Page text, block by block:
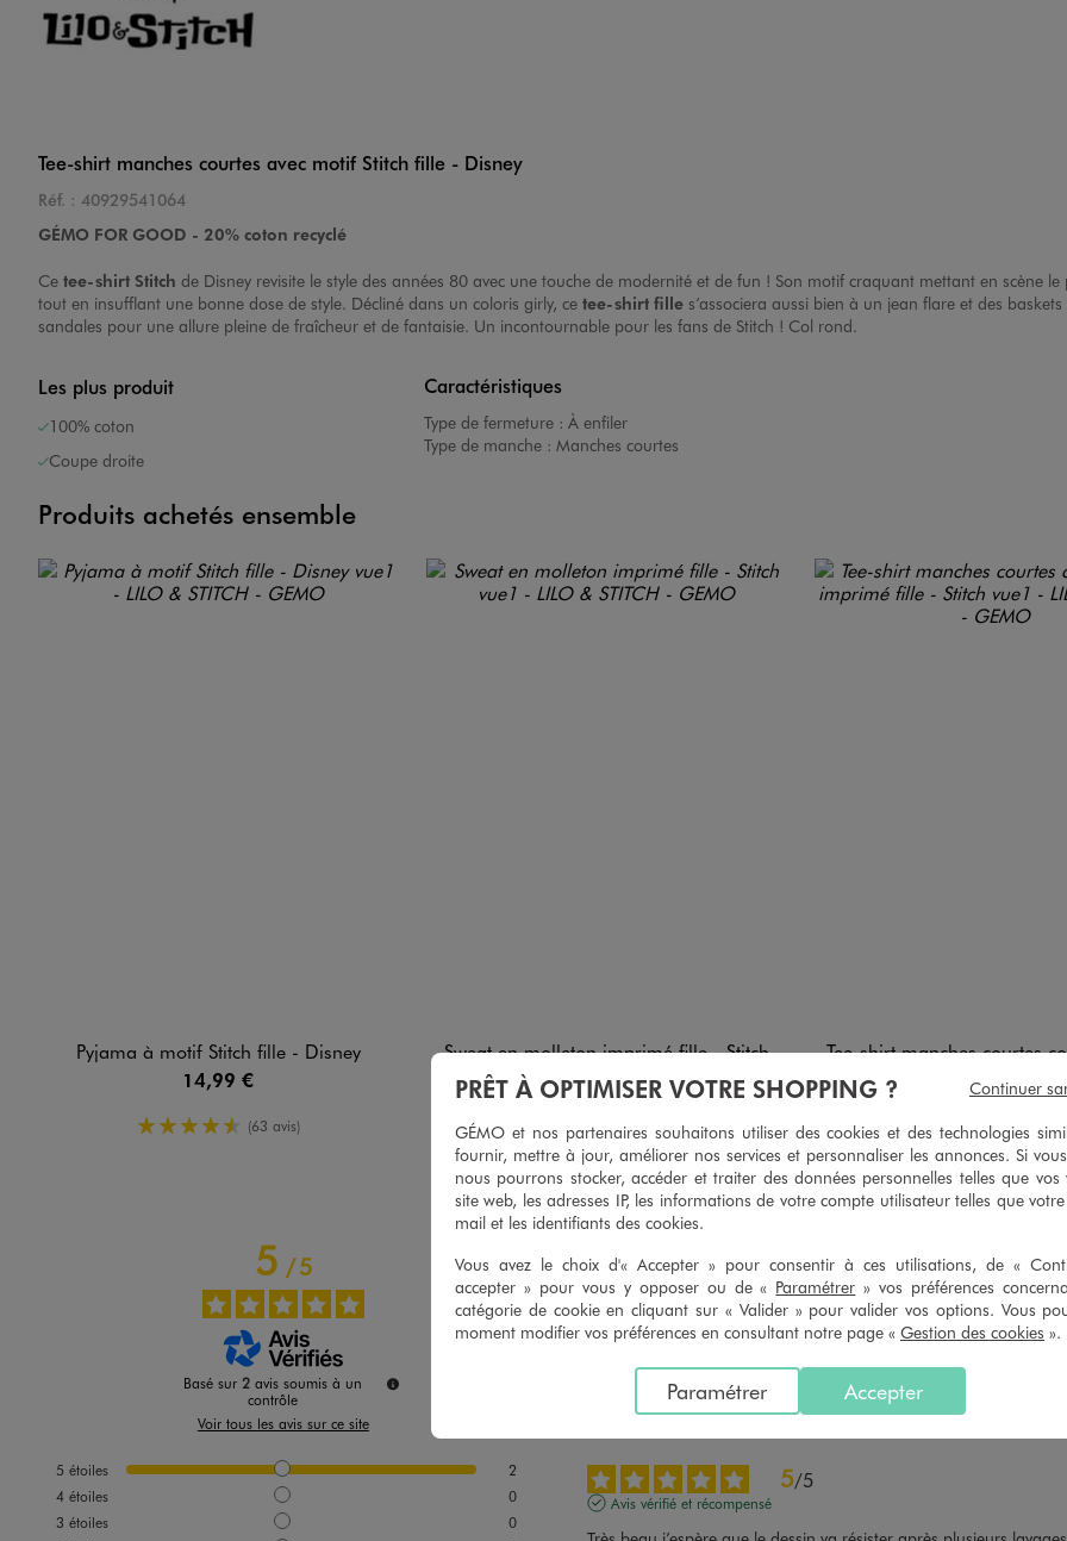
Tee-shirt manches courtes avec motif Stitch fille - Disney
Réf. : 40929541064
GÉMO FOR GOOD - 20% coton recyclé
Ce tee-shirt Stitch de Disney revisite le style des années 80 avec une touche de modernité et de fun ! Son motif craquant mettant en scène
tout en insufflant une bonne dose de style. Décliné dans un coloris girly, ce tee-shirt fille s’associera aussi bien à un jean flare et des
sandales pour une allure pleine de fraîcheur et de fantaisie. Un incontournable pour les fans de Stitch ! Col rond.
Les plus produit
100% coton
Coupe droite
Caractéristiques
Type de fermeture : À enfiler
Type de manche : Manches courtes
Produits achetés ensemble
Pyjama à motif Stitch fille - Disney
14,99 €
4.5/5 de moyenne
(63 avis)
Sweat en molleton imprimé fille - Stitch
19,99 €
5/5 de moyenne
(100 avis)
Tee-shirt manches courtes coupe courte
9,99 €
-50% sur le 2ème produit
5/5 de (115
5/5
Basé sur 2 avis soumis à un
contrôle
Voir tous les avis sur ce site
5 étoiles
2
4 étoiles
0
3 étoiles
0
5/5
Avis vérifié et récompensé
Taille parfaite pour les filles
Signaler
5/5
Avis vérifié et récompensé
PRÊT À OPTIMISER VOTRE SHOPPING ?
GÉMO et nos partenaires souhaitons utiliser des cookies et des technologies
fournir, mettre à jour, améliorer nos services et personnaliser les annonces. Si
nous pourrons stocker, accéder et traiter des données personnelles telles que vos
site web, les adresses IP, les informations de votre compte utilisateur telles que
mail et les identifiants des cookies.
Vous avez le choix d'« Accepter » pour consentir à ces utilisations, de «
accepter » pour vous y opposer ou de « Paramétrer » vos préférences
catégorie de cookie en cliquant sur « Valider » pour valider vos options. Vous
moment modifier vos préférences en consultant notre page « Gestion des cookies ».
Accepter
Paramétrer
Continuer